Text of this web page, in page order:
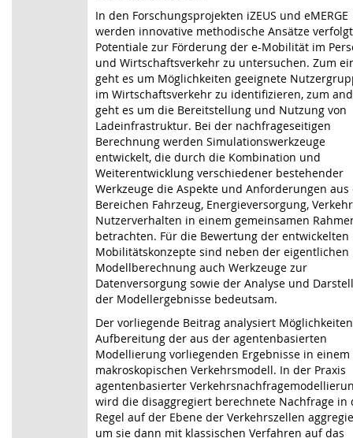
In den Forschungsprojekten iZEUS und eMERGE
werden innovative methodische Ansätze
Potentiale zur Förderung der e-Mobilität im
und Wirtschaftsverkehr zu untersuchen. Zum
geht es um Möglichkeiten geeignete
im Wirtschaftsverkehr zu identifizieren, zum
geht es um die Bereitstellung und Nutzung von
Ladeinfrastruktur. Bei der nachfrageseitigen
Berechnung werden Simulationswerkzeuge
entwickelt, die durch die Kombination und
Weiterentwicklung verschiedener bestehender
Werkzeuge die Aspekte und Anforderungen aus
Bereichen Fahrzeug, Energieversorgung,
Nutzerverhalten in einem gemeinsamen
betrachten. Für die Bewertung der entwickelten
Mobilitätskonzepte sind neben der eigentlichen
Modellberechnung auch Werkzeuge zur
Datenversorgung sowie der Analyse und
der Modellergebnisse bedeutsam.
Der vorliegende Beitrag analysiert
Aufbereitung der aus der agentenbasierten
Modellierung vorliegenden Ergebnisse in einem
makroskopischen Verkehrsmodell. In der Praxis
agentenbasierter
wird die disaggregiert berechnete Nachfrage in
Regel auf der Ebene der Verkehrszellen
um sie dann mit klassischen Verfahren auf das